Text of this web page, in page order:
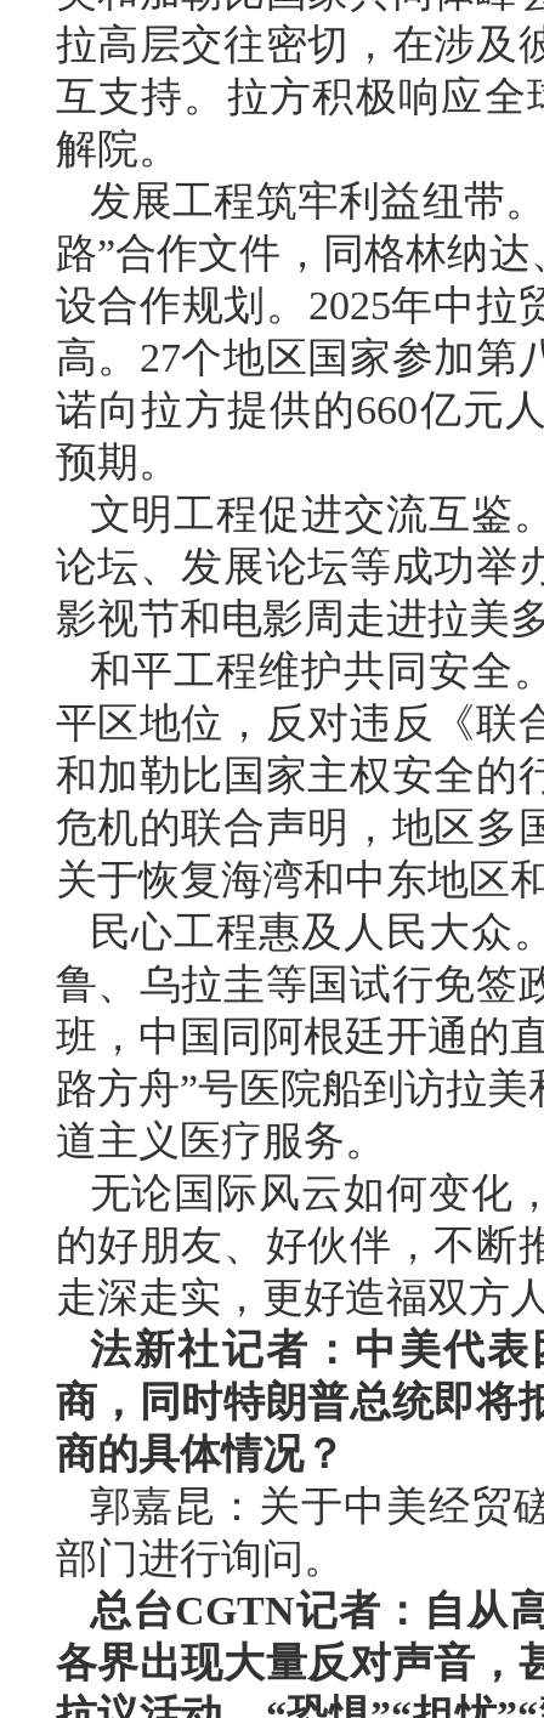
拉高层交往密切，在涉及
互支持。拉方积极响应
解院。
发展工程筑牢利益纽带
路”合作文件，同格林纳
设合作规划。2025年中拉
高。27个地区国家参加第
诺向拉方提供的660亿元
预期。
文明工程促进交流互鉴
论坛、发展论坛等成功举
影视节和电影周走进拉美
和平工程维护共同安全
平区地位，反对违反《联
和加勒比国家主权安全的
危机的联合声明，地区多
关于恢复海湾和中东地区
民心工程惠及人民大众
鲁、乌拉圭等国试行免签
班，中国同阿根廷开通的
路方舟”号医院船到访拉
道主义医疗服务。
无论国际风云如何变化
的好朋友、好伙伴，不断
走深走实，更好造福双方
法新社记者：中美代
商，同时特朗普总统即将
商的具体情况？
郭嘉昆：关于中美经贸
部门进行询问。
总台CGTN记者：自从
各界出现大量反对声音，